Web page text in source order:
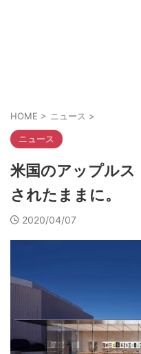
HOME > ニュース >
ニュース
米国のアップルス
されたままに。
2020/04/07